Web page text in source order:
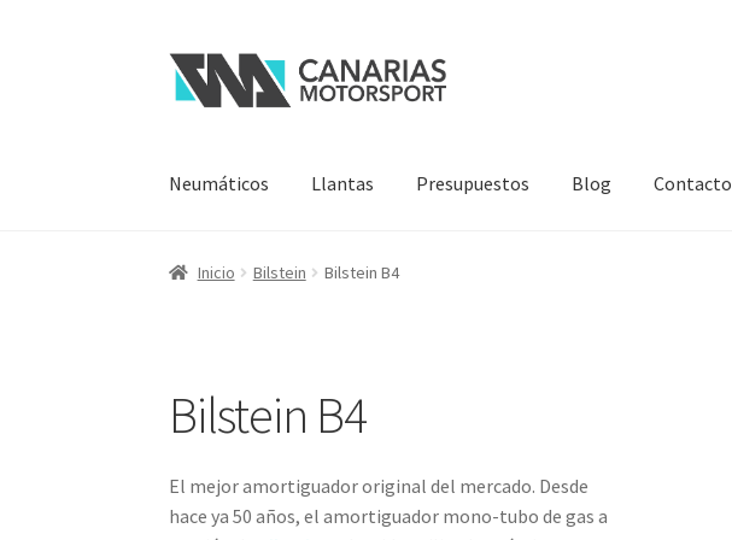
Ir
Ir
Neumáticos Llantas Presupuestos Blog Contacto
Inicio Bilstein Bilstein B4
Bilstein B4
El mejor amortiguador original del mercado. Desde
hace ya 50 años, el amortiguador mono-tubo de gas a